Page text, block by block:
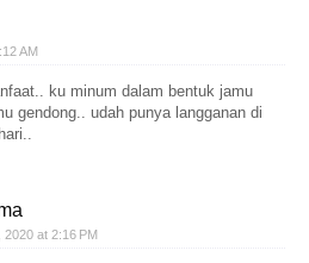
AM
ku minum dalam bentuk jamu
gendong.. udah punya langganan di
at 2:16 PM